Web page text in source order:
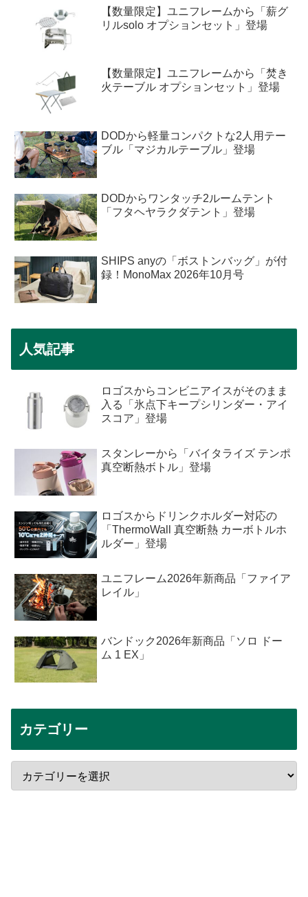
【数量限定】ユニフレームから「薪グ
リルsolo オプションセット」登場
【数量限定】ユニフレームから「焚き
火テーブル オプションセット」登場
DODから軽量コンパクトな2人用テー
ブル「マジカルテーブル」登場
DODからワンタッチ2ルームテント
「フタヘヤラクダテント」登場
SHIPS anyの「ボストンバッグ」が付
録！MonoMax 2026年10月号
人気記事
ロゴスからコンビニアイスがそのまま
入る「氷点下キープシリンダー・アイ
スコア」登場
スタンレーから「バイタライズ テンポ
真空断熱ボトル」登場
ロゴスからドリンクホルダー対応の
「ThermoWall 真空断熱 カーボトルホ
ルダー」登場
ユニフレーム2026年新商品「ファイア
レイル」
バンドック2026年新商品「ソロ ドー
ム 1 EX」
カテゴリー